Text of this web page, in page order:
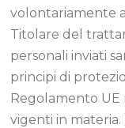
volontariamente a
Titolare del
personali inviati
principi di
Regolamento UE
vigenti in